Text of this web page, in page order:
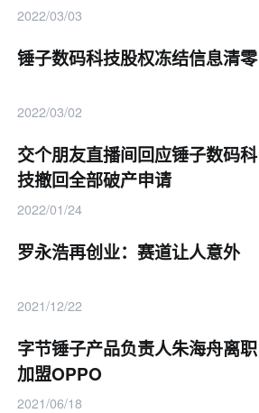
2022/03/03
锤子数码科技股权冻结信息清零
2022/03/02
交个朋友直播间回应锤子数码科
技撤回全部破产申请
2022/01/24
罗永浩再创业：赛道让人意外
2021/12/22
字节锤子产品负责人朱海舟离职
加盟OPPO
2021/06/18